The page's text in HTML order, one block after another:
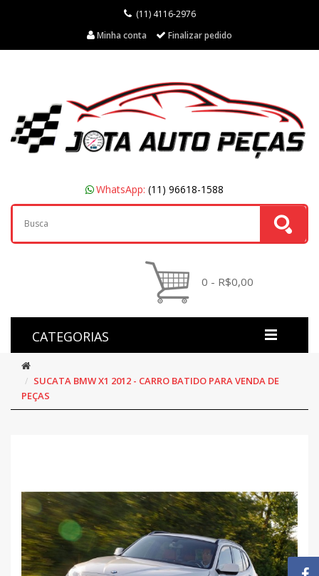
(11) 4116-2976
Minha conta
Finalizar pedido
WhatsApp: (11) 96618-1588
0 - R$0,00
CATEGORIAS
SUCATA BMW X1 2012 - CARRO BATIDO PARA VENDA DE
PEÇAS